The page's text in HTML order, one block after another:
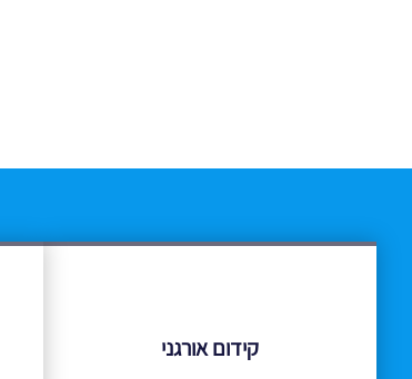
קידום אורגני